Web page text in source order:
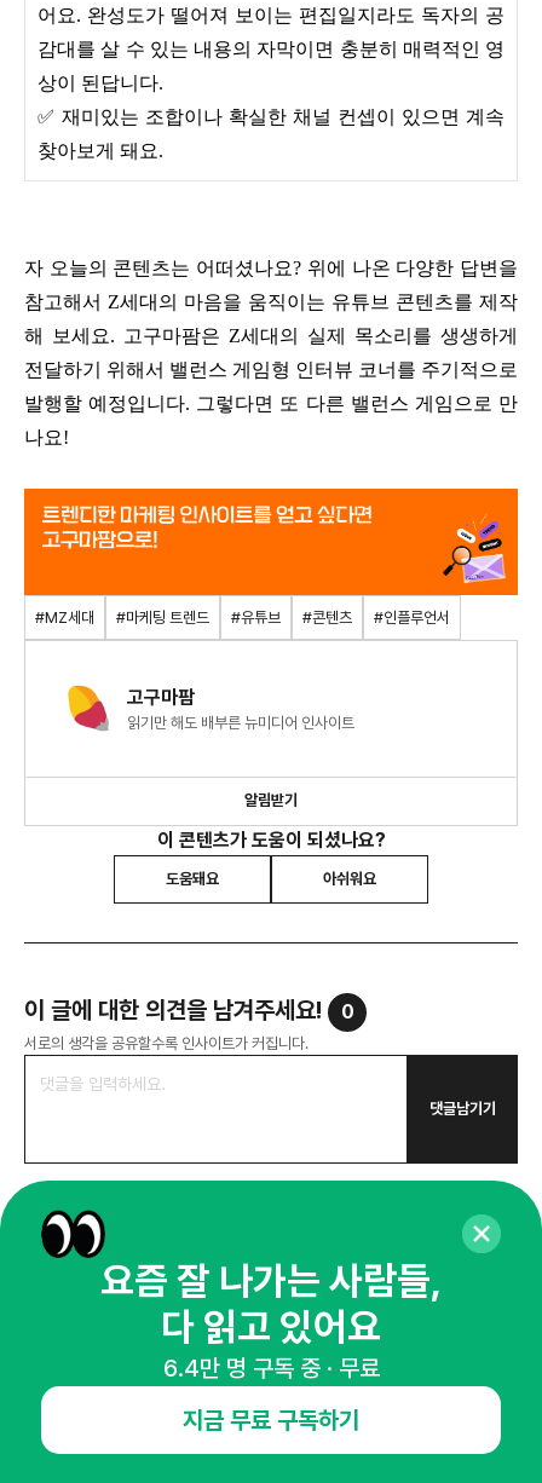
어요. 완성도가 떨어져 보이는 편집일지라도 독자의 공
감대를 살 수 있는 내용의 자막이면 충분히 매력적인 영
상이 된답니다.
✅ 재미있는 조합이나 확실한 채널 컨셉이 있으면 계속
찾아보게 돼요.
자 오늘의 콘텐츠는 어떠셨나요? 위에 나온 다양한 답변을
참고해서 Z세대의 마음을 움직이는 유튜브 콘텐츠를 제작
해 보세요. 고구마팜은 Z세대의 실제 목소리를 생생하게
전달하기 위해서 밸런스 게임형 인터뷰 코너를 주기적으로
발행할 예정입니다. 그렇다면 또 다른 밸런스 게임으로 만
나요!
#MZ세대 #마케팅 트렌드 #유튜브 #콘텐츠 #인플루언서
고구마팜
읽기만 해도 배부른 뉴미디어 인사이트
알림받기
이 콘텐츠가 도움이 되셨나요?
도움돼요 아쉬워요
이 글에 대한 의견을 남겨주세요! 0
서로의 생각을 공유할수록 인사이트가 커집니다.
댓글남기기
백화점·편의점·알람 앱까지 아이돌을
소비자 인사이트
요즘 잘 나가는 사람들,
다 읽고 있어요
6.4만 명 구독 중 · 무료
지금 무료 구독하기